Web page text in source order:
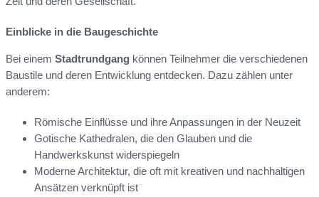
Einblicke in die Baugeschichte
Bei einem Stadtrundgang können Teilnehmer die verschiedenen
Baustile und deren Entwicklung entdecken. Dazu zählen unter
anderem:
Römische Einflüsse und ihre Anpassungen in der Neuzeit
Gotische Kathedralen, die den Glauben und die
Handwerkskunst widerspiegeln
Moderne Architektur, die oft mit kreativen und nachhaltigen
Ansätzen verknüpft ist